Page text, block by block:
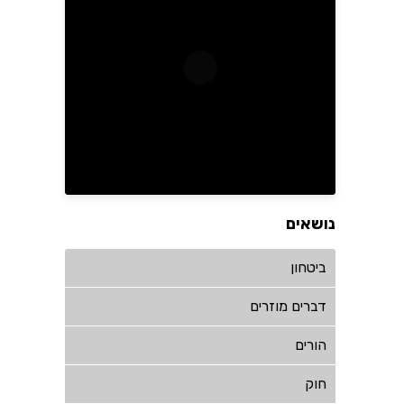
נושאים
ביטחון
דברים מוזרים
הורים
חוק